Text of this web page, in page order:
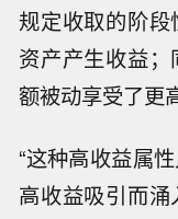
规定收取的阶
资产产生收益
额被动享受了更
“这种高收益属
高收益吸引而